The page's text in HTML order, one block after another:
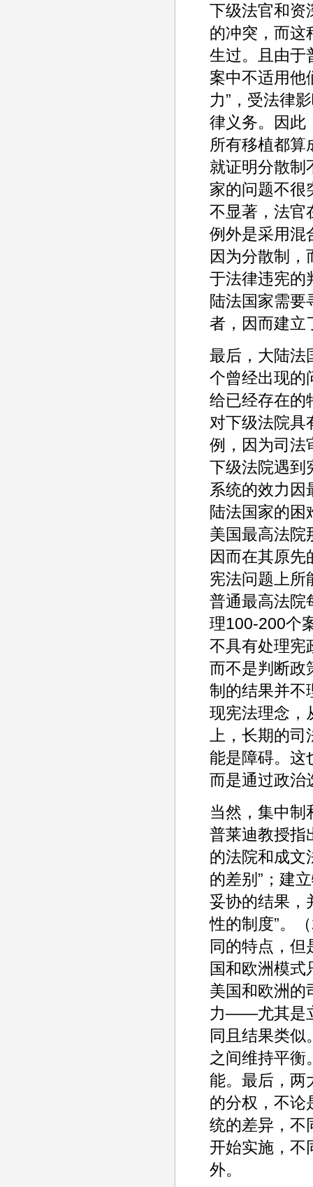
下级法官和资
的冲突，而这
生过。且由于
案中不适用他
力”，受法律
律义务。因此
所有移植都算
就证明分散制
家的问题不很
不显著，法官
例外是采用混
因为分散制，
于法律违宪的
陆法国家需要
者，因而建立
最后，大陆法
个曾经出现的
给已经存在的
对下级法院具
例，因为司法
下级法院遇到
系统的效力因
陆法国家的困
美国最高法院
因而在其原先
宪法问题上所
普通最高法院
理100-200个
不具有处理宪
而不是判断政
制的结果并不
现宪法理念，
上，长期的
能是障碍。这
而是通过政治
当然，集中制
普莱迪教授指
的法院和成文
的差别”；建
妥协的结果，
性的制度”。
同的特点，但
国和欧洲模式
美国和欧洲的
力——尤其是
同且结果类似
之间维持平衡
能。最后，两
的分权，不论
统的差异，不
开始实施，不
外。